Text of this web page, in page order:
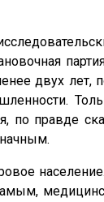
двух лет,
по правде